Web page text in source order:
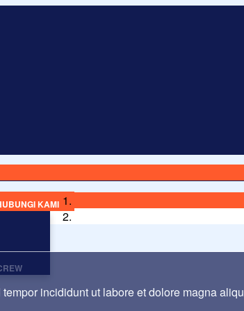
KAMI
incididunt ut labore et dolore magna